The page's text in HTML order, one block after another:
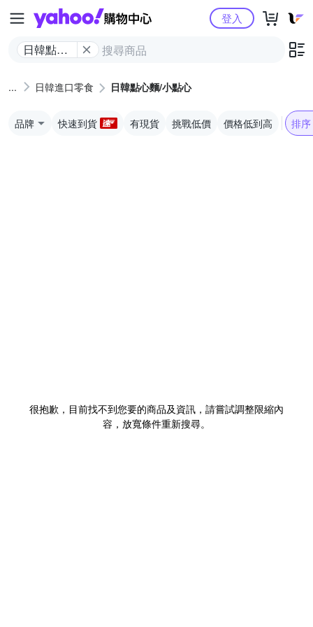
Yahoo購物中心
日韓點心
登入
日韓進口零食 日韓點心麵/小點心
品牌 快速到貨 有現貨 挑戰低價 價格低到高 排序
很抱歉，目前找不到您要的商品及資訊，請嘗試調整限縮內
容，放寬條件重新搜尋。